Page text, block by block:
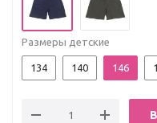
Размеры детские
134 140 146